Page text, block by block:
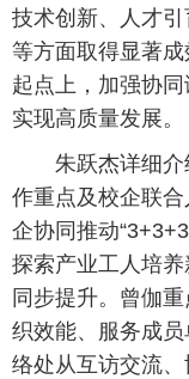
技术创新、人才
等方面取得显著成
起点上，加强协
实现高质量发展。
朱跃杰详细
作重点及校企联
企协同推动
探索产业工人培
同步提升。曾伽
织效能、服务成
络处从互访交流